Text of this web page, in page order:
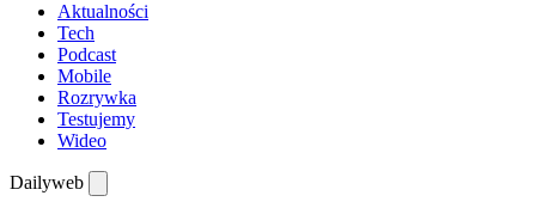
Aktualności
Tech
Podcast
Mobile
Rozrywka
Testujemy
Wideo
Dailyweb